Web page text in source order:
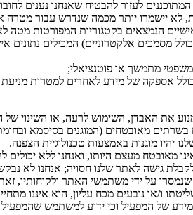
לעזור להבטיח שאנחנו נענים
שנמסרו על ידי משתמשי האתר ולקוחותיו,
ו/או נובעים מכח עליון, הוא איננו
של המפעיל וכי ידוע למשתמש